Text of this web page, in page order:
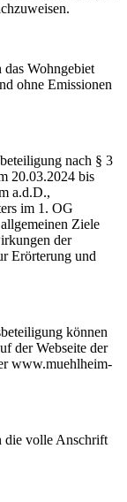
das Wohngebiet
ohne Emissionen
nach § 3
20.03.2024 bis
a.d.D.,
im 1. OG
Ziele
der
Erörterung und
können
der Webseite der
www.muehlheim-
die volle Anschrift